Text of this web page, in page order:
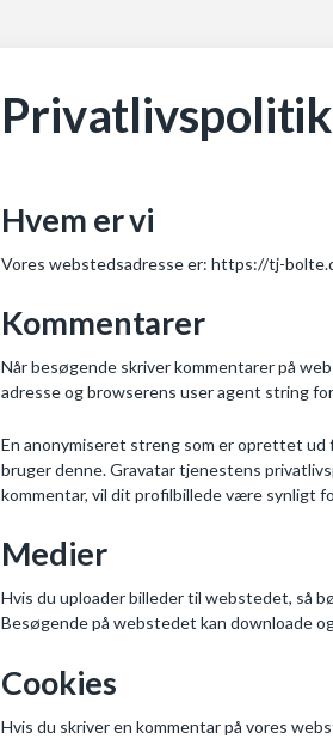
Privatlivspolitik
Hvem er vi
Vores webstedsadresse er: https://tj-
Kommentarer
Når besøgende skriver kommentarer på
adresse og browserens user agent string
En anonymiseret streng som er oprettet ud
bruger denne. Gravatar tjenestens
kommentar, vil dit profilbillede være synligt
Medier
Hvis du uploader billeder til webstedet, så
Besøgende på webstedet kan downloade
Cookies
Hvis du skriver en kommentar på vores